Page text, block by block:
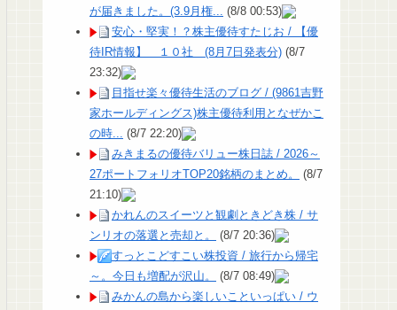
が届きました。(3.9月権...
(8/8 00:53)
安心・堅実！？株主優待すたじお / 【優
待IR情報】 １０社 (8月7日発表分) (8/7
23:32)
目指せ楽々優待生活のブログ / (9861吉野
家ホールディングス)株主優待利用となぜかこ
の時...
(8/7 22:20)
みきまるの優待バリュー株日誌 / 2026～
27ポートフォリオTOP20銘柄のまとめ。
(8/7
21:10)
かれんのスイーツと観劇ときどき株 / サ
ンリオの落選と売却と。
(8/7 20:36)
すっとこどすこい株投資 / 旅行から帰宅
～。今日も増配が沢山。
(8/7 08:49)
みかんの島から楽しいこといっぱい / ウ